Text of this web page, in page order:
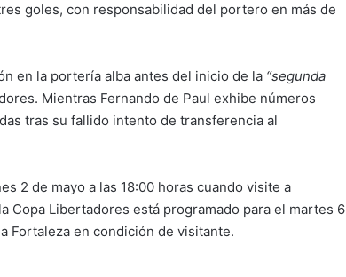
goles, con responsabilidad del portero en más de
en la portería alba antes del inicio de la “segunda
Mientras Fernando de Paul exhibe números
tras su fallido intento de transferencia al
2 de mayo a las 18:00 horas cuando visite a
Copa Libertadores está programado para el martes 6
Fortaleza en condición de visitante.